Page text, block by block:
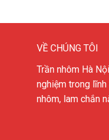
VỀ CHÚNG TÔI
Trần nhôm Hà
nghiệm trong
nhôm, lam chắn